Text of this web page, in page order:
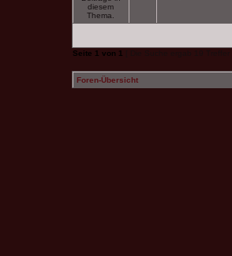
Seite 1 von 1
Foren-Übersicht